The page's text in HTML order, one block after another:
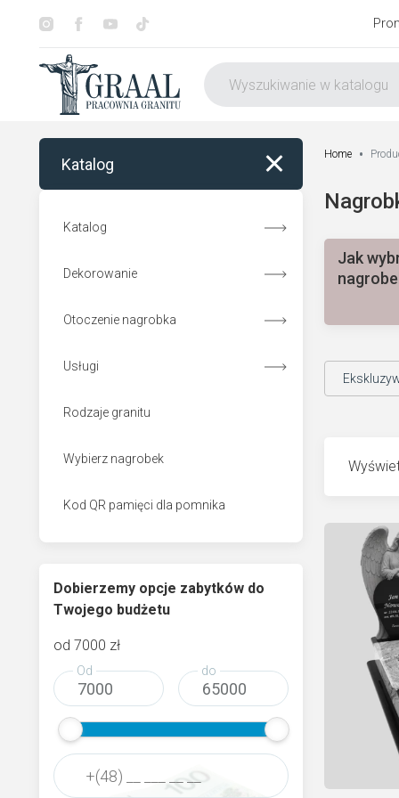
Katalog
Katalog
Dekorowanie
Otoczenie nagrobka
Usługi
Rodzaje granitu
Wybierz nagrobek
Kod QR pamięci dla pomnika
Dobierzemy opcje zabytków do
Twojego budżetu
od 7000 zł
Od do
Home
Jak